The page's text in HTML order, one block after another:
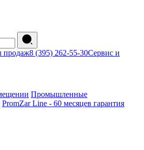
продаж8 (395) 262-55-30Сервис и
Промышленные
PromZar Line - 60 месяцев гарантия